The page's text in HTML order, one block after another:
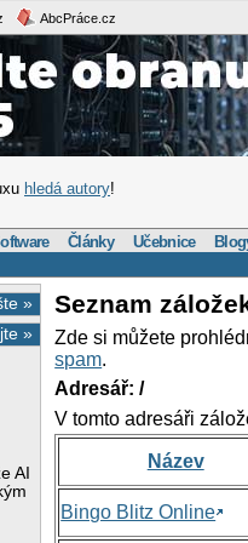
AbcPráce.cz
hledá autory!
Články Učebnice
»
»
AI
Seznam
Zde si můžete
spam.
Adresář: /
V tomto adresáři
Název
Bingo Blitz Online